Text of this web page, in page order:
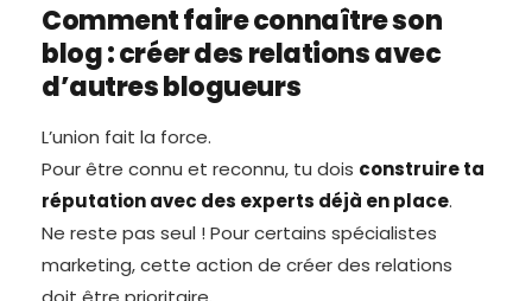
Comment faire connaître son
blog : créer des relations avec
d’autres blogueurs
L’union fait la force.
Pour être connu et reconnu, tu dois construire ta
réputation avec des experts déjà en place.
Ne reste pas seul ! Pour certains spécialistes
marketing, cette action de créer des relations